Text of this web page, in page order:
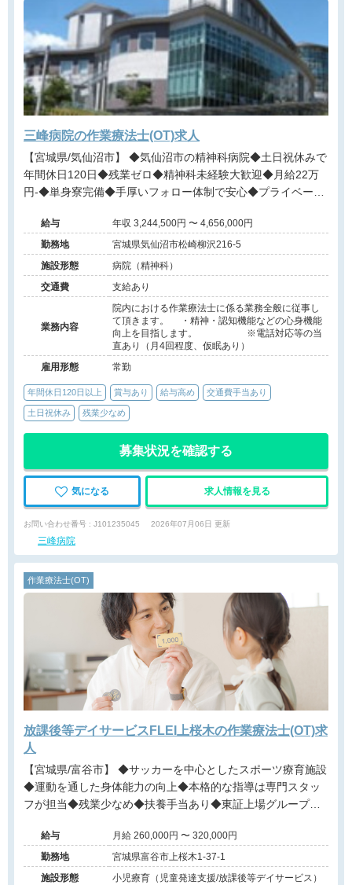
三峰病院の作業療法士(OT)求人
【宮城県/気仙沼市】 ◆気仙沼市の精神科病院◆土日祝休みで
年間休日120日◆残業ゼロ◆精神科未経験大歓迎◆月給22万
円-◆単身寮完備◆手厚いフォロー体制で安心◆プライベート
給与
年収 3,244,500円 〜 4,656,000円
勤務地
宮城県気仙沼市松崎柳沢216-5
施設形態
病院（精神科）
交通費
支給あり
業務内容
院内における作業療法士に係る業務全般に従事し
て頂きます。 ・精神・認知機能などの心身機能
向上を目指します。 ※電話対応等の当
直あり（月4回程度、仮眠あり）
雇用形態
常勤
年間休日120日以上 賞与あり 給与高め 交通費手当あり
土日祝休み 残業少なめ
募集状況を確認する
気になる 求人情報を見る
お問い合わせ番号 : J101235045 2026年07月06日 更新
三峰病院
作業療法士(OT)
放課後等デイサービスFLEI上桜木の作業療法士(OT)求
人
【宮城県/富谷市】 ◆サッカーを中心としたスポーツ療育施設
◆運動を通した身体能力の向上◆本格的な指導は専門スタッ
フが担当◆残業少なめ◆扶養手当あり◆東証上場グループの
給与
月給 260,000円 〜 320,000円
勤務地
宮城県富谷市上桜木1-37-1
施設形態
小児療育（児童発達支援/放課後等デイサービス）